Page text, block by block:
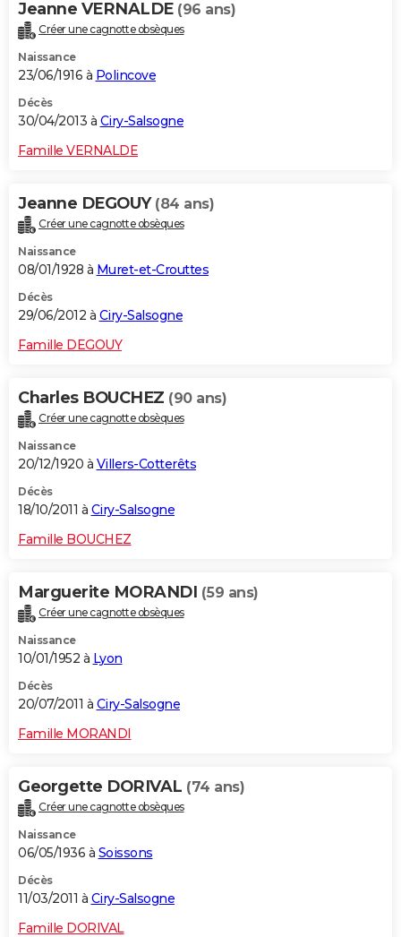
Jeanne VERNALDE (96 ans)
Créer une cagnotte obsèques
Naissance
23/06/1916 à Polincove
Décès
30/04/2013 à Ciry-Salsogne
Famille VERNALDE
Jeanne DEGOUY (84 ans)
Créer une cagnotte obsèques
Naissance
08/01/1928 à Muret-et-Crouttes
Décès
29/06/2012 à Ciry-Salsogne
Famille DEGOUY
Charles BOUCHEZ (90 ans)
Créer une cagnotte obsèques
Naissance
20/12/1920 à Villers-Cotterêts
Décès
18/10/2011 à Ciry-Salsogne
Famille BOUCHEZ
Marguerite MORANDI (59 ans)
Créer une cagnotte obsèques
Naissance
10/01/1952 à Lyon
Décès
20/07/2011 à Ciry-Salsogne
Famille MORANDI
Georgette DORIVAL (74 ans)
Créer une cagnotte obsèques
Naissance
06/05/1936 à Soissons
Décès
11/03/2011 à Ciry-Salsogne
Famille DORIVAL